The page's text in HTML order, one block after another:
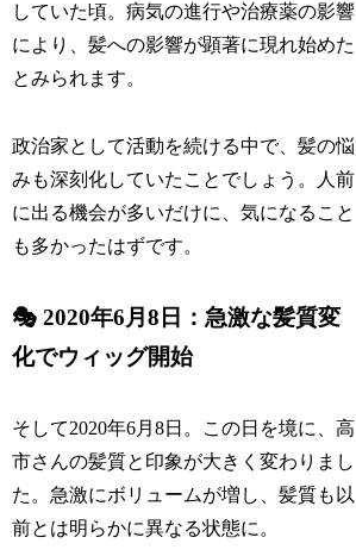
していた頃。病気の進行や治療薬の影響
により、髪への影響が顕著に現れ始めた
とみられます。
政治家として活動を続ける中で、髪の悩
みも深刻化していたことでしょう。人前
に出る機会が多いだけに、気になること
も多かったはずです。
🎭 2020年6月8日：急激な髪質変
化でウィッグ開始
そして2020年6月8日。この日を境に、高
市さんの髪質と印象が大きく変わりまし
た。急激にボリュームが増し、髪質も以
前とは明らかに異なる状態に。